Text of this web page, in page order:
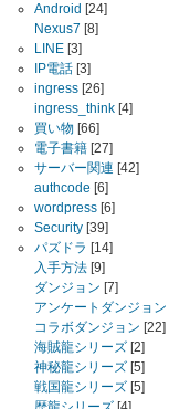
Android [24]
Nexus7 [8]
LINE [3]
IP電話 [3]
ingress [26]
ingress_think [4]
買い物 [66]
電子書籍 [27]
サーバー関連 [42]
authcode [6]
wordpress [6]
Security [39]
パズドラ [14]
入手方法 [9]
ダンジョン [7]
アンケートダンジョン
コラボダンジョン [22]
海賊龍シリーズ [2]
神秘龍シリーズ [5]
戦国龍シリーズ [5]